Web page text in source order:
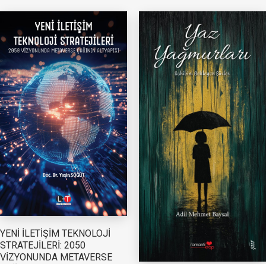
YENİ İLETİŞİM TEKNOLOJİ
STRATEJİLERİ: 2050
VİZYONUNDA METAVERSE